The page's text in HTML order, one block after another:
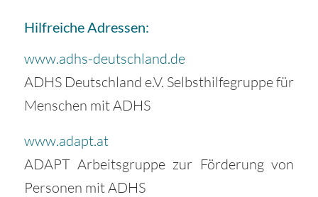
Hilfreiche Adressen:
www.adhs-deutschland.de
ADHS Deutschland e.V. Selbsthilfegruppe für
Menschen mit ADHS
www.adapt.at
ADAPT Arbeitsgruppe zur Förderung von
Personen mit ADHS